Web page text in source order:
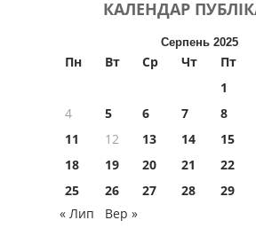
КАЛЕНДАР
Серпень 2025
Пн Вт Ср Чт Пт
1
4
5 6 7 8
11
12 13 14 15
18
19 20 21 22
25
26 27 28 29
« Лип
Вер »